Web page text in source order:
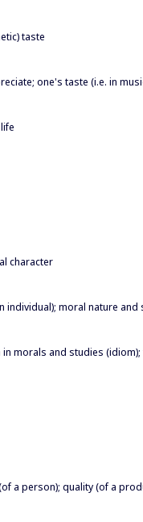
taste
one's taste (i.e. in
character
individual); moral nature and
morals and studies
a person); quality (of a